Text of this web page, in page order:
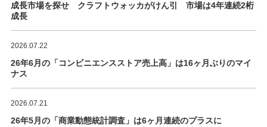
成長市場を探せ クラフトウォッカがけん引 市場は4年連続2桁
成長
2026.07.22
26年6月の「コンビニエンスストア売上高」は16ヶ月ぶりのマイ
ナス
2026.07.21
26年5月の「商業動態統計調査」は6ヶ月連続のプラスに